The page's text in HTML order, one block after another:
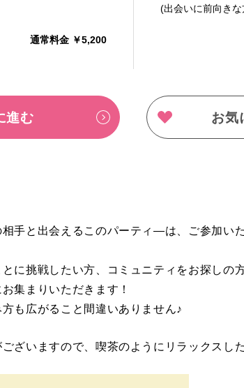
通常料金 ￥5,200
(出会いに前向きな
進む お気
手と出会えるこのパーティ―は、ご参加い
に挑戦したい方、コミュニティをお探しの
集まりいただきます！
も広がること間違いありません♪
ざいますので、喫茶のようにリラックス